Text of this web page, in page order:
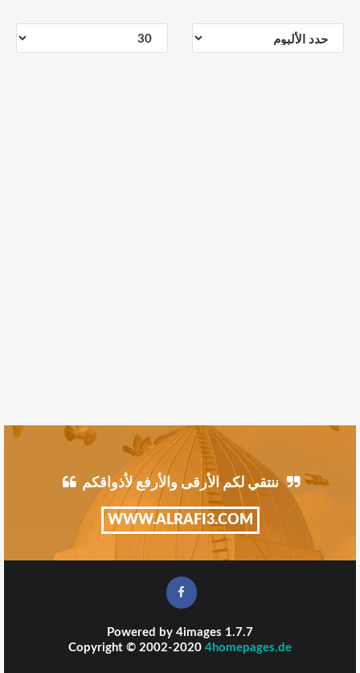
ننتقي لكم الأرقى والأرفع لأذواقكم
WWW.ALRAFI3.COM
Powered by 4images 1.7.7
Copyright © 2002-2020 4homepages.de